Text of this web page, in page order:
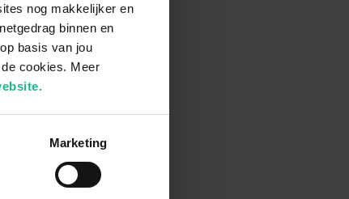
nog makkelijker en
binnen en
basis van jou
cookies. Meer
Marketing